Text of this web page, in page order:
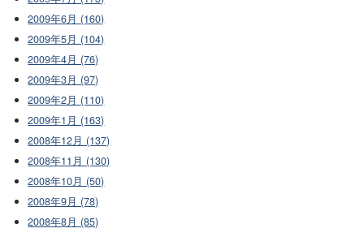
2009年6月 (160)
2009年5月 (104)
2009年4月 (76)
2009年3月 (97)
2009年2月 (110)
2009年1月 (163)
2008年12月 (137)
2008年11月 (130)
2008年10月 (50)
2008年9月 (78)
2008年8月 (85)